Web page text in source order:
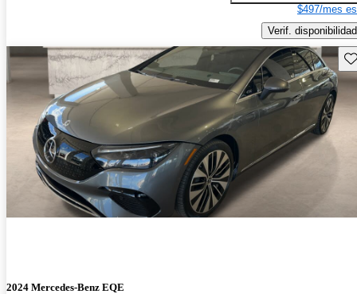
$497/mes
Verif. disponibilidad
2024 Mercedes-Benz EQE